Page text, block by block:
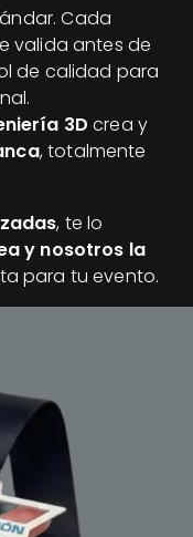
Cada
valida antes de
de calidad para
3D crea y
, totalmente
, te lo
y nosotros la
para tu evento.